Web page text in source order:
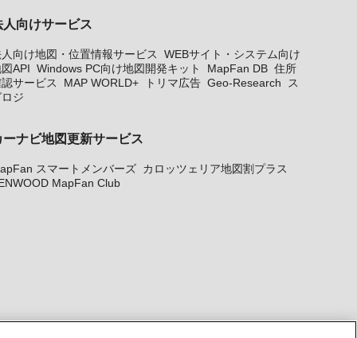
人向けサービス
向け地図・位置情報サービス
WEBサイト・システム向け
API Windows PC向け地図開発キット MapFan DB 住所
サービス
MAP WORLD+ トリマ広告 Geo-Research
ス
ジ
ーナビ地図更新サービス
スマートメンバーズ カロッツェリア地図割プラス
MapFan Club